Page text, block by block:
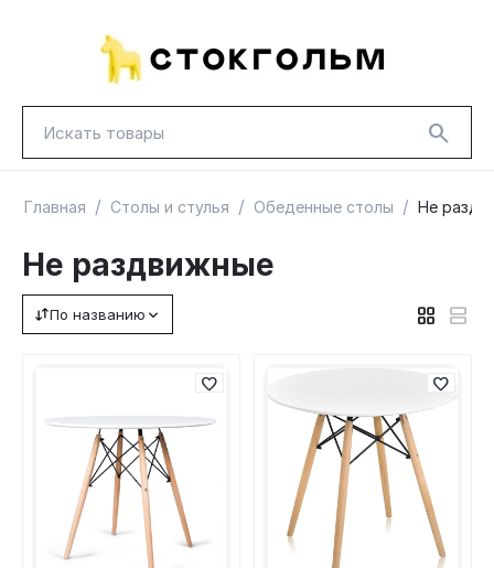
НОВИНКИ
Главная / Столы и стулья / Обеденные столы / Не
Не раздвижные
По названию